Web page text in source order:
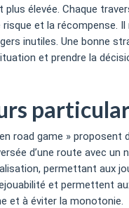
élevée. Chaque
et la récompense.
inutiles. Une bonne
et prendre la
road game »
d’une route avec
permettant aux
et permettent
et à éviter la monotonie.